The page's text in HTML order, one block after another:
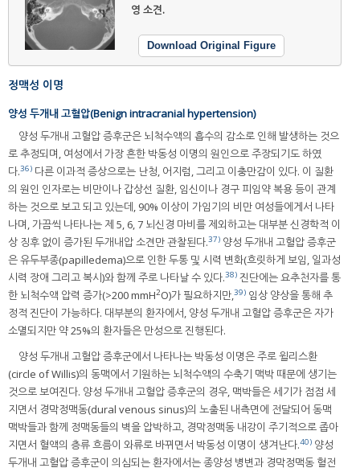
영 소견.
Download Original Figure
정맥성 이명
양성 두개내 고혈압(Benign intracranial hypertension)
양성 두개내 고혈압 증후군은 뇌척수액의 흡수의 감소로 인해 발생하는 것으
로 추정되며, 여성에서 가장 흔한 박동성 이명의 원인으로 주장되기도 하였
다.36) 다른 이과적 증상으로는 난청, 어지럼, 그리고 이충만감이 있다. 이 질환
의 원인 인자로는 비만이나 갑상선 질환, 임신이나 경구 피임약 복용 등이 관계
하는 것으로 보고 되고 있는데, 90% 이상이 가임기의 비만 여성들에게서 나타
나며, 가끔씩 나타나는 제 5, 6, 7 뇌신경 마비를 제외하고는 대부분 신경학적 이
상 징후 없이 증가된 두개내압 소견만 관찰된다.37) 양성 두개내 고혈압 증후군
은 유두부종(papilledema)으로 인한 두통 및 시력 변화(흐릿하게 보임, 일과성
시력 장애 그리고 복시)와 함께 주로 나타날 수 있다.38) 진단에는 요추천자를 통
한 뇌척수액 압력 증가(>200 mmH2O)가 필요하지만,39) 임상 양상을 통해 추
정적 진단이 가능하다. 대부분의 환자에서, 양성 두개내 고혈압 증후군은 자가
소멸되지만 약 25%의 환자들은 만성으로 진행된다.
양성 두개내 고혈압 증후군에서 나타나는 박동성 이명은 주로 윌리스환
(circle of Willis)의 동맥에서 기원하는 뇌척수액의 수축기 맥박 때문에 생기는
것으로 보여진다. 양성 두개내 고혈압 증후군의 경우, 맥박들은 세기가 점점 세
지면서 경막정맥동(dural venous sinus)의 노출된 내측면에 전달되어 동맥
맥박들과 함께 정맥동들의 벽을 압박하고, 경막정맥동 내강이 주기적으로 좁아
지면서 혈액의 층류 흐름이 와류로 바뀌면서 박동성 이명이 생겨난다.40) 양성
두개내 고혈압 증후군이 의심되는 환자에서는 종양성 병변과 경막정맥동 혈전